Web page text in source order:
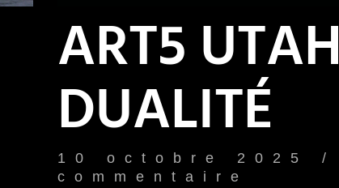
ART5 UTAH
DUALITÉ
10 octobre 2025
commentaire